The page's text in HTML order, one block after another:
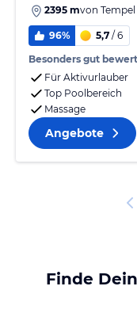
2395 mvon
96% 5,7 / 6
Besonders gut
Für Aktivurlauber
Top Poolbereich
Massage
Angebote
Finde